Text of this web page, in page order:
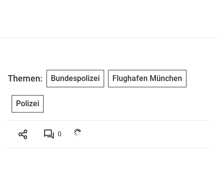
Themen: Bundespolizei Flughafen München
Polizei
0